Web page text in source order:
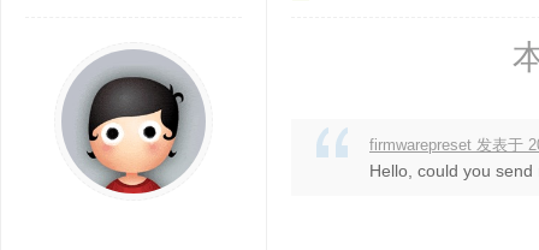
firmwarepreset 发表于
Hello, could you